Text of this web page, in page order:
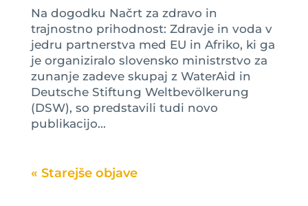
Na dogodku Načrt za zdravo in
trajnostno prihodnost: Zdravje in voda v
jedru partnerstva med EU in Afriko, ki ga
je organiziralo slovensko ministrstvo za
zunanje zadeve skupaj z WaterAid in
Deutsche Stiftung Weltbevölkerung
(DSW), so predstavili tudi novo
publikacijo...
« Older Entries